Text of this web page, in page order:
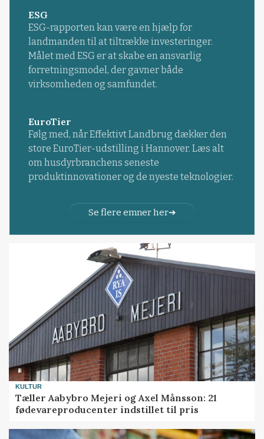
ESG
ESG-rapporten kan være en hjælp for
landmanden til at tiltrække investeringer.
Målet med ESG er at skabe en ansvarlig
forretningsmodel, der gavner både
virksomheden og samfundet.
EuroTier
Følg med, når Effektivt Landbrug dækker den
store EuroTier-udstilling i Hannover. Læs alt
om husdyrbranchens seneste
produktinnovationer og de nyeste teknologier.
Se flere emner her
KULTUR
Tæller Aabybro Mejeri og Axel Månsson: 21
fødevareproducenter indstillet til pris